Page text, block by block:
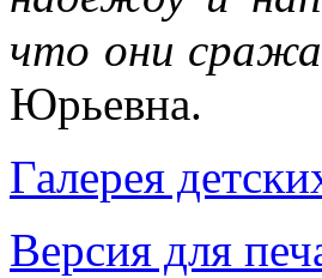
что они
Юрьевна.
Галерея
Версия для